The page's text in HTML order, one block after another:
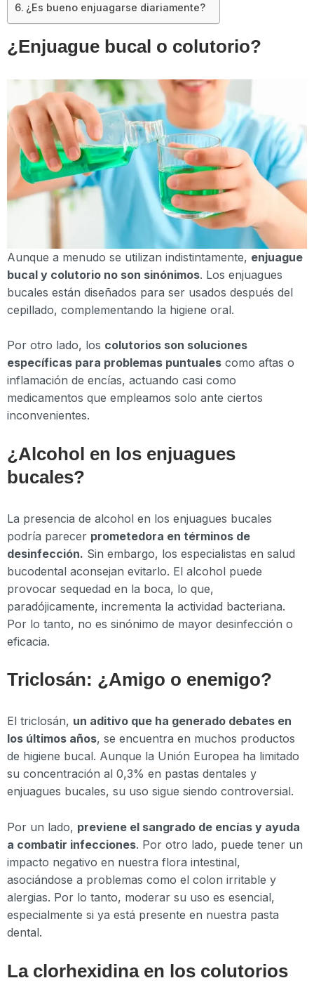
¿Es bueno enjuagarse diariamente?
¿Enjuague bucal o colutorio?
Aunque a menudo se utilizan indistintamente, enjuague
bucal y colutorio no son sinónimos. Los enjuagues
bucales están diseñados para ser usados después del
cepillado, complementando la higiene oral.
Por otro lado, los colutorios son soluciones
específicas para problemas puntuales como aftas o
inflamación de encías, actuando casi como
medicamentos que empleamos solo ante ciertos
inconvenientes.
¿Alcohol en los enjuagues
bucales?
La presencia de alcohol en los enjuagues bucales
podría parecer prometedora en términos de
desinfección. Sin embargo, los especialistas en salud
bucodental aconsejan evitarlo. El alcohol puede
provocar sequedad en la boca, lo que,
paradójicamente, incrementa la actividad bacteriana.
Por lo tanto, no es sinónimo de mayor desinfección o
eficacia.
Triclosán: ¿Amigo o enemigo?
El triclosán, un aditivo que ha generado debates en
los últimos años, se encuentra en muchos productos
de higiene bucal. Aunque la Unión Europea ha limitado
su concentración al 0,3% en pastas dentales y
enjuagues bucales, su uso sigue siendo controversial.
Por un lado, previene el sangrado de encías y ayuda
a combatir infecciones. Por otro lado, puede tener un
impacto negativo en nuestra flora intestinal,
asociándose a problemas como el colon irritable y
alergias. Por lo tanto, moderar su uso es esencial,
especialmente si ya está presente en nuestra pasta
dental.
La clorhexidina en los colutorios